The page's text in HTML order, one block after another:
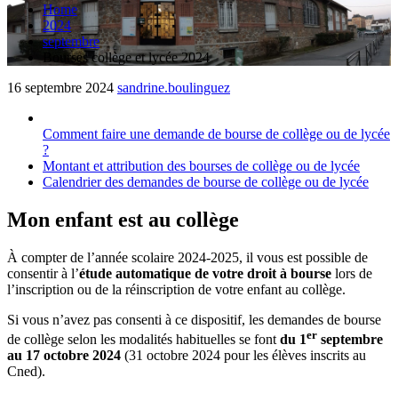
Home
2024
septembre
Bourses collège et lycée 2024
16 septembre 2024 sandrine.boulinguez
Comment faire une demande de bourse de collège ou de lycée
?
Montant et attribution des bourses de collège ou de lycée
Calendrier des demandes de bourse de collège ou de lycée
Mon enfant est au collège
À compter de l’année scolaire 2024-2025, il vous est possible de
consentir à l’étude automatique de votre droit à bourse lors de
l’inscription ou de la réinscription de votre enfant au collège.
Si vous n’avez pas consenti à ce dispositif, les demandes de bourse
de collège selon les modalités habituelles se font du 1er septembre
au 17 octobre 2024 (31 octobre 2024 pour les élèves inscrits au
Cned).